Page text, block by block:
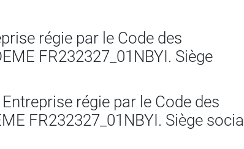
régie par le Code des
FR232327_01NBYI. Siège
régie par le Code des
FR232327_01NBYI. Siège social